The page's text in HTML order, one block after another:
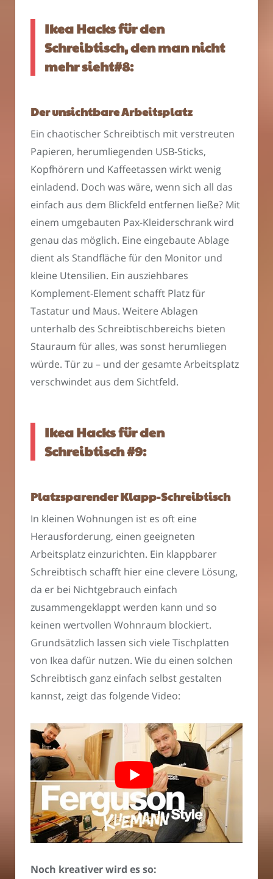
Ikea Hacks für den
Schreibtisch, den man nicht
mehr sieht#8:
Der unsichtbare Arbeitsplatz
Ein chaotischer Schreibtisch mit verstreuten
Papieren, herumliegenden USB-Sticks,
Kopfhörern und Kaffeetassen wirkt wenig
einladend. Doch was wäre, wenn sich all das
einfach aus dem Blickfeld entfernen ließe? Mit
einem umgebauten Pax-Kleiderschrank wird
genau das möglich. Eine eingebaute Ablage
dient als Standfläche für den Monitor und
kleine Utensilien. Ein ausziehbares
Komplement-Element schafft Platz für
Tastatur und Maus. Weitere Ablagen
unterhalb des Schreibtischbereichs bieten
Stauraum für alles, was sonst herumliegen
würde. Tür zu – und der gesamte Arbeitsplatz
verschwindet aus dem Sichtfeld.
Ikea Hacks für den
Schreibtisch #9:
Platzsparender Klapp-Schreibtisch
In kleinen Wohnungen ist es oft eine
Herausforderung, einen geeigneten
Arbeitsplatz einzurichten. Ein klappbarer
Schreibtisch schafft hier eine clevere Lösung,
da er bei Nichtgebrauch einfach
zusammengeklappt werden kann und so
keinen wertvollen Wohnraum blockiert.
Grundsätzlich lassen sich viele Tischplatten
von Ikea dafür nutzen. Wie du einen solchen
Schreibtisch ganz einfach selbst gestalten
kannst, zeigt das folgende Video:
Noch kreativer wird es so: